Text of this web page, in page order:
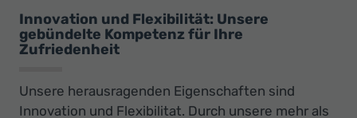
Innovation und Flexibilität: Unsere
gebündelte Kompetenz für Ihre
Zufriedenheit
Unsere herausragenden Eigenschaften sind
Innovation und Flexibilitat. Durch unsere mehr als